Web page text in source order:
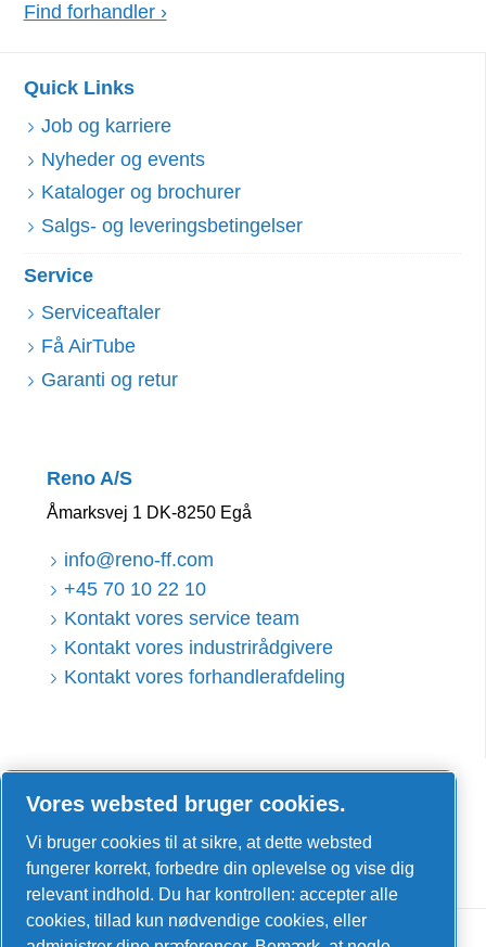
Find forhandler ›
Quick Links
Job og karriere
Nyheder og events
Kataloger og brochurer
Salgs- og leveringsbetingelser
Service
Serviceaftaler
Få AirTube
Garanti og retur
Reno A/S
Åmarksvej 1 DK-8250 Egå
info@reno-ff.com
+45 70 10 22 10
Kontakt vores service team
Kontakt vores industrirådgivere
Kontakt vores forhandlerafdeling
LinkedIn
Facebook
YouTube
Vores websted bruger cookies.
Vi bruger cookies til at sikre, at dette websted
fungerer korrekt, forbedre din oplevelse og vise dig
relevant indhold. Du har kontrollen: accepter alle
cookies, tillad kun nødvendige cookies, eller